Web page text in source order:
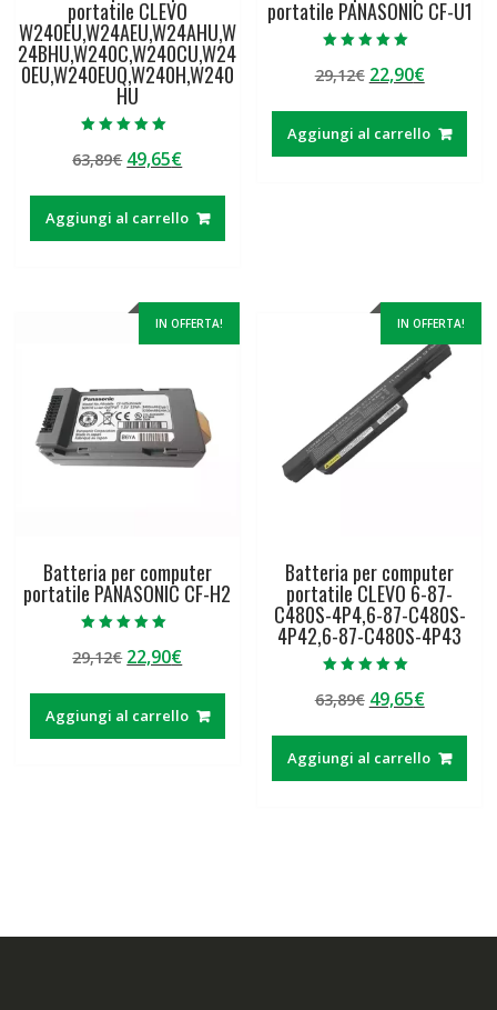
portatile CLEVO
W240EU,W24AEU,W24AHU,W
24BHU,W240C,W240CU,W24
0EU,W240EUQ,W240H,W240
HU
5.00
su 5
63,89€ Il
originale
era:
49,65€Il
attuale
è:
Aggiungi al carrello
portatile PANASONIC CF-U1
5.00
su 5
29,12€ Il
originale
era:
22,90€Il
attuale
è:
Aggiungi al carrello
IN OFFERTA!
Batteria per computer
portatile PANASONIC CF-H2
5.00
su 5
29,12€ Il
originale
era:
22,90€Il
attuale
è:
Aggiungi al carrello
IN OFFERTA!
Batteria per computer
portatile CLEVO 6-87-
C480S-4P4,6-87-C480S-
4P42,6-87-C480S-4P43
5.00
su 5
63,89€ Il
originale
era:
49,65€Il
attuale
è:
Aggiungi al carrello